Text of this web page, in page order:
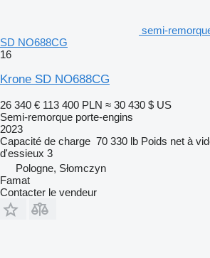
semi-
SD NO688CG
16
Krone SD NO688CG
26 340 € 113 400 PLN ≈ 30 430 $ US
Semi-remorque porte-engins
2023
Capacité de charge 70 330 lb Poids net à
d'essieux 3
Pologne, Słomczyn
Famat
Contacter le vendeur